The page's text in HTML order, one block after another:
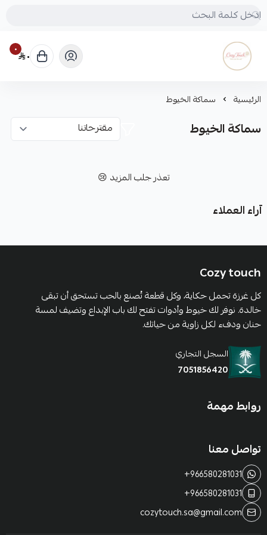
Cozy touch
٠ ٠
الرئيسية سماكة الخيوط
سماكة الخيوط
تعذر جلب المزيد 😢
آراء العملاء
Cozy touch
كل غرزة تحمل حكاية، وكل قطعة تُصنع بالحب تستحق أن تبقى
خالدة. نوفر لك خيوط وأدوات تفتح لك باب الإبداع وتضيف لمسة
حنان ودفء لكل زاوية من حياتك.
السجل التجاري
7051856420
روابط مهمة
تواصل معنا
+966580281031
+966580281031
cozytouch.sa@gmail.com